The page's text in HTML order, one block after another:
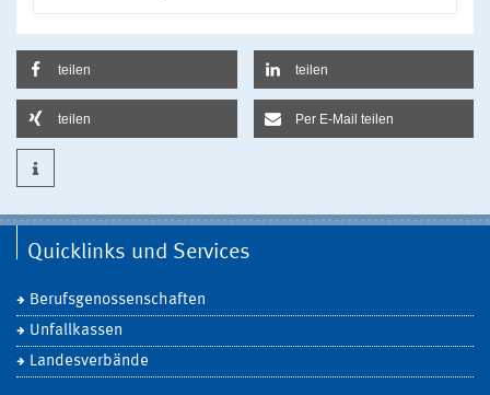
teilen teilen
teilen Per E-Mail teilen
Quicklinks und Services
Berufsgenossenschaften
Unfallkassen
Landesverbände